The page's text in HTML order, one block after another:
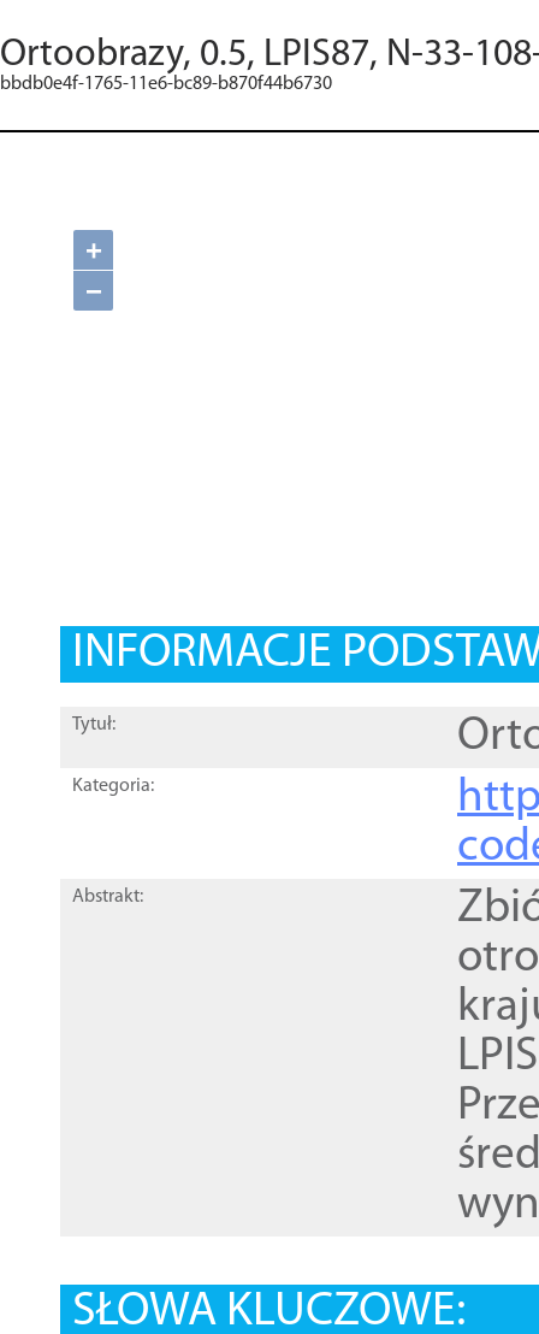
Ortoobrazy, 0.5, LPIS87, N-33-
bbdb0e4f-1765-11e6-bc89-b870f44b6730
+
−
INFORMACJE
Tytuł:
Kategoria:
Abstrakt:
SŁOWA KLUCZOWE: